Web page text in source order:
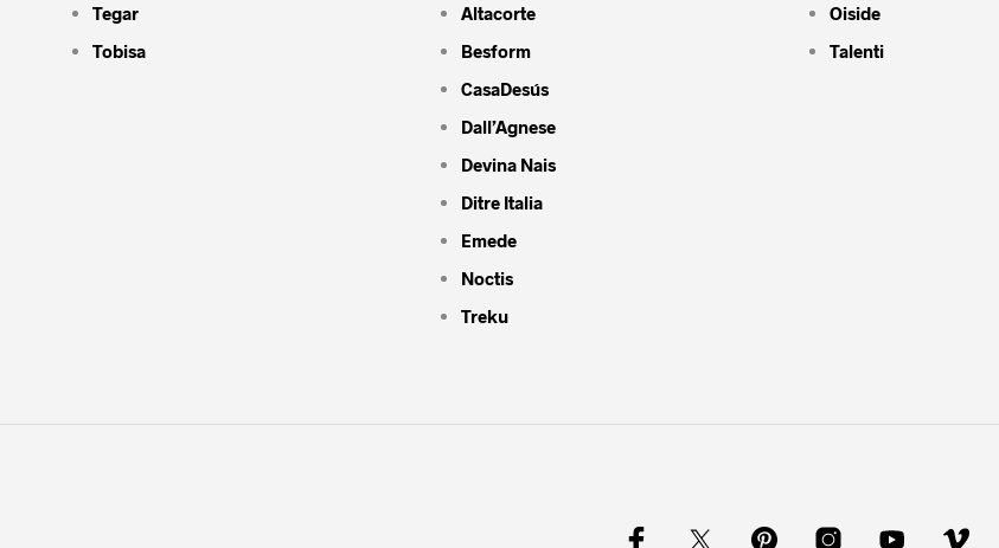
Tegar
Tobisa
Altacorte
Besform
CasaDesús
Dall’Agnese
Devina Nais
Ditre Italia
Emede
Noctis
Treku
Oiside
Talenti